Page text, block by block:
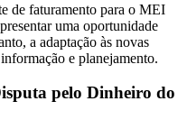
de faturamento para o MEI
uma oportunidade
a adaptação às novas
e planejamento.
pelo Dinheiro do